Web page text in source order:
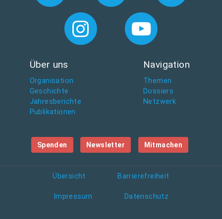
Über uns
Organisation
Geschichte
Jahresberichte
Publikationen
Navigation
Themen
Dossiers
Netzwerk
Spenden Newsletter Mitmachen
Übersicht Barrierefreiheit
Impressum Datenschutz